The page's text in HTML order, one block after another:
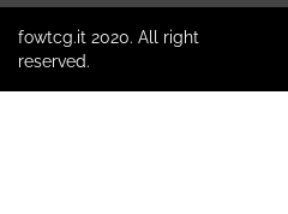
fowtcg.it 2020. All right
reserved.